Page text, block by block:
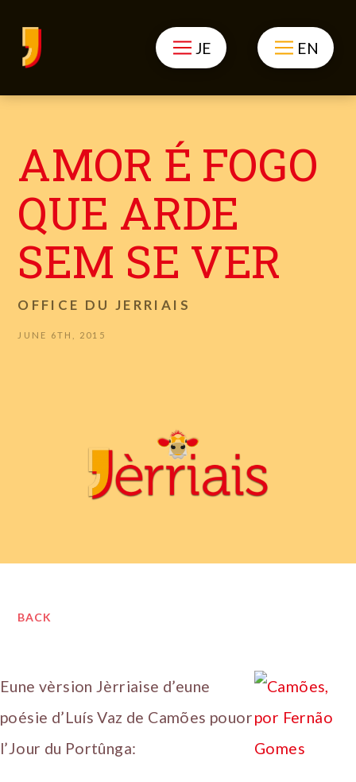
JE EN
AMOR É FOGO
QUE ARDE
SEM SE VER
OFFICE DU JERRIAIS
JUNE 6TH, 2015
BACK
Eune vèrsion Jèrriaise d’eune
poésie d’Luís Vaz de Camões pouor
l’Jour du Portûnga: